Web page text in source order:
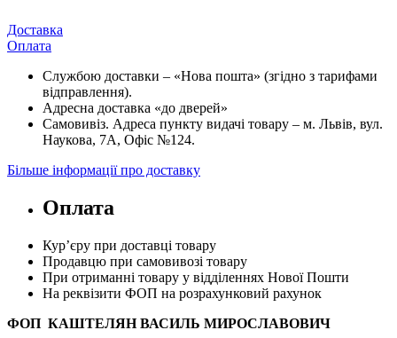
Доставка
Оплата
Службою доставки – «Нова пошта» (згідно з тарифами
відправлення).
Адресна доставка «до дверей»
Самовивіз. Адреса пункту видачі товару – м. Львів, вул.
Наукова, 7А, Офіс №124.
Більше інформації про доставку
Оплата
Кур’єру при доставці товару
Продавцю при самовивозі товару
При отриманні товару у відділеннях Нової Пошти
На реквізити ФОП на розрахунковий рахунок
ФОП КАШТЕЛЯН ВАСИЛЬ МИРОСЛАВОВИЧ